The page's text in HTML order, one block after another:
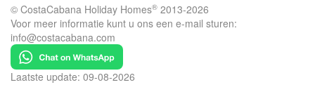
© CostaCabana Holiday Homes® 2013-2026
Voor meer informatie kunt u ons een e-mail sturen:
info@costacabana.com
Laatste update: 09-08-2026